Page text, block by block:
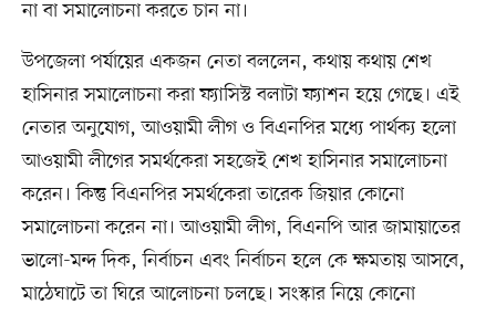
না বা সমালোচনা করতে চান না।
উপজেলা পর্যায়ের একজন নেতা বললেন, কথায় কথায় শেখ
হাসিনার সমালোচনা করা ফ্যাসিস্ট বলাটা ফ্যাশন হয়ে গেছে। এই
নেতার অনুযোগ, আওয়ামী লীগ ও বিএনপির মধ্যে পার্থক্য হলো
আওয়ামী লীগের সমর্থকেরা সহজেই শেখ হাসিনার সমালোচনা
করেন। কিন্তু বিএনপির সমর্থকেরা তারেক জিয়ার কোনো
সমালোচনা করেন না। আওয়ামী লীগ, বিএনপি আর জামায়াতের
ভালো-মন্দ দিক, নির্বাচন এবং নির্বাচন হলে কে ক্ষমতায় আসবে,
মাঠেঘাটে তা ঘিরে আলোচনা চলছে। সংস্কার নিয়ে কোনো